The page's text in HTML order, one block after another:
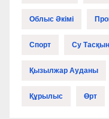
Облыс Әкімі
Спорт Су
Қызылжар Ауданы
Құрылыс Өрт